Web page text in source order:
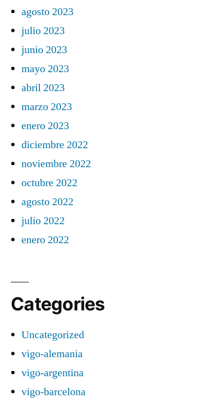
agosto 2023
julio 2023
junio 2023
mayo 2023
abril 2023
marzo 2023
enero 2023
diciembre 2022
noviembre 2022
octubre 2022
agosto 2022
julio 2022
enero 2022
Categories
Uncategorized
vigo-alemania
vigo-argentina
vigo-barcelona